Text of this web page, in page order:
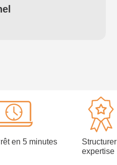
en 5 minutes
expertise